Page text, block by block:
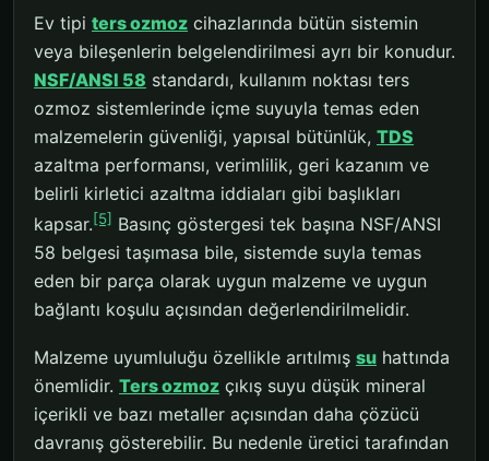
Ev tipi ters ozmoz cihazlarında bütün sistemin
veya bileşenlerin belgelendirilmesi ayrı bir konudur.
NSF/ANSI 58 standardı, kullanım noktası ters
ozmoz sistemlerinde içme suyuyla temas eden
malzemelerin güvenliği, yapısal bütünlük, TDS
azaltma performansı, verimlilik, geri kazanım ve
belirli kirletici azaltma iddiaları gibi başlıkları
kapsar.[5] Basınç göstergesi tek başına NSF/ANSI
58 belgesi taşımasa bile, sistemde suyla temas
eden bir parça olarak uygun malzeme ve uygun
bağlantı koşulu açısından değerlendirilmelidir.
Malzeme uyumluluğu özellikle arıtılmış su hattında
önemlidir. Ters ozmoz çıkış suyu düşük mineral
içerikli ve bazı metaller açısından daha çözücü
davranış gösterebilir. Bu nedenle üretici tarafından